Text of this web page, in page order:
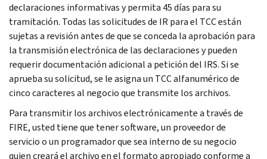
declaraciones informativas y permita 45 días para su
tramitación. Todas las solicitudes de IR para el TCC están
sujetas a revisión antes de que se conceda la aprobación para
la transmisión electrónica de las declaraciones y pueden
requerir documentación adicional a petición del IRS. Si se
aprueba su solicitud, se le asigna un TCC alfanumérico de
cinco caracteres al negocio que transmite los archivos.
Para transmitir los archivos electrónicamente a través de
FIRE, usted tiene que tener software, un proveedor de
servicio o un programador que sea interno de su negocio
quien creará el archivo en el formato apropiado conforme a